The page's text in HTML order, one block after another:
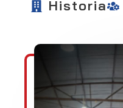
Historia